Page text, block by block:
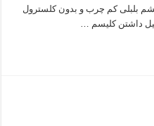
بلبلی کم چرب و بدون کلسترول
داشتن کلیسم …